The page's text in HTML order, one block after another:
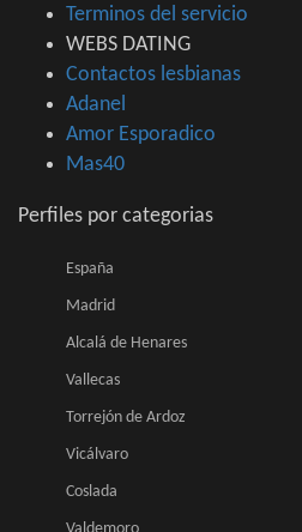
Terminos del servicio
WEBS DATING
Contactos lesbianas
Adanel
Amor Esporadico
Mas40
Perfiles por categorias
España
Madrid
Alcalá de Henares
Vallecas
Torrejón de Ardoz
Vicálvaro
Coslada